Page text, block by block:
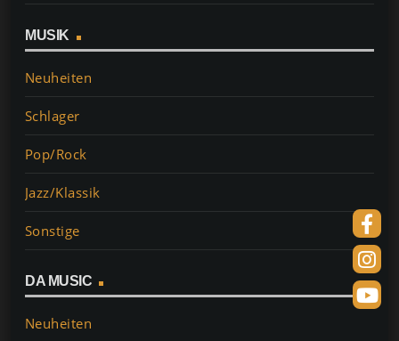
MUSIK
Neuheiten
Schlager
Pop/Rock
Jazz/Klassik
Sonstige
DA MUSIC
Neuheiten